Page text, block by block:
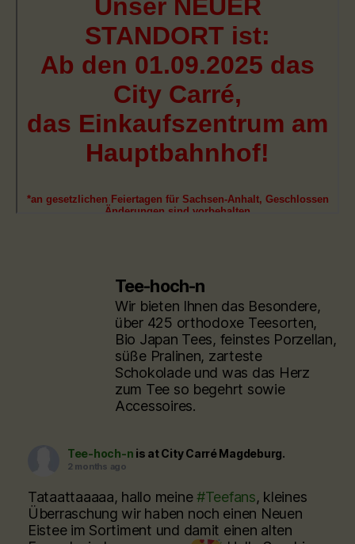
Tee-hoch-n
Wir bieten Ihnen das Besondere,
über 425 orthodoxe Teesorten,
Bio Japan Tees, feinstes Porzellan,
süße Pralinen, zarteste
Schokolade und was das Herz
zum Tee so begehrt sowie
Accessoires.
Tee-hoch-n is at City Carré Magdeburg.
2 months ago
Tataattaaaaa, hallo meine#Teefans, kleines
Überraschung wir haben noch einen Neuen
Eistee im Sortiment und damit einen alten